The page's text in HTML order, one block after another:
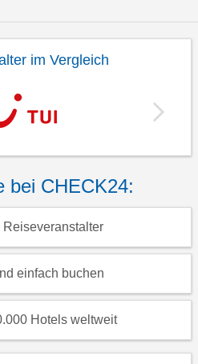
im Vergleich
bei CHECK24:
Reiseveranstalter
einfach buchen
Hotels weltweit